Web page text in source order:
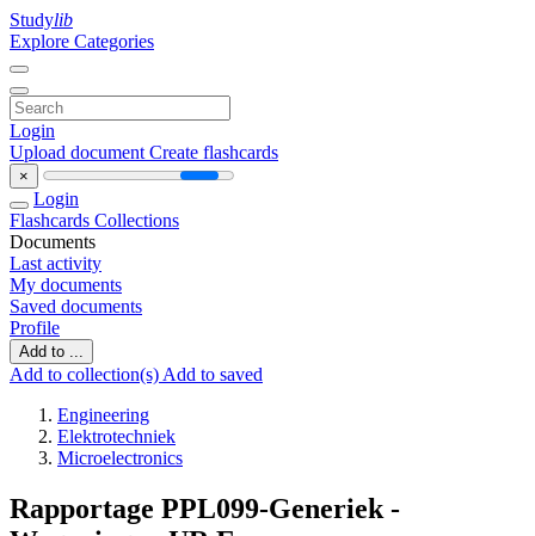
Studylib
Explore Categories
Login
Upload document Create flashcards
×
Login
Flashcards Collections
Documents
Last activity
My documents
Saved documents
Profile
Add to ...
Add to collection(s) Add to saved
Engineering
Elektrotechniek
Microelectronics
Rapportage PPL099-Generiek -